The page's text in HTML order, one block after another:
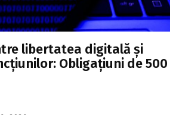
libertatea digitală şi
Obligaţiuni de 500